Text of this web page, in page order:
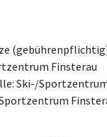
Finsterau
Ski-/